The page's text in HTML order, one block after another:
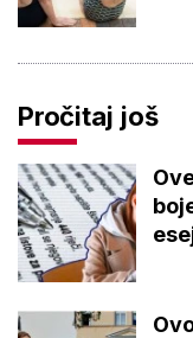
Pročitaj još